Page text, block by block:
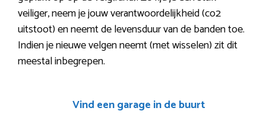
veiliger, neem je jouw verantwoordelijkheid (co2
uitstoot) en neemt de levensduur van de banden toe.
Indien je nieuwe velgen neemt (met wisselen) zit dit
meestal inbegrepen.
Vind een garage in de buurt